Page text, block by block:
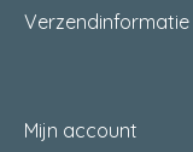
Verzendinformatie
Mijn account